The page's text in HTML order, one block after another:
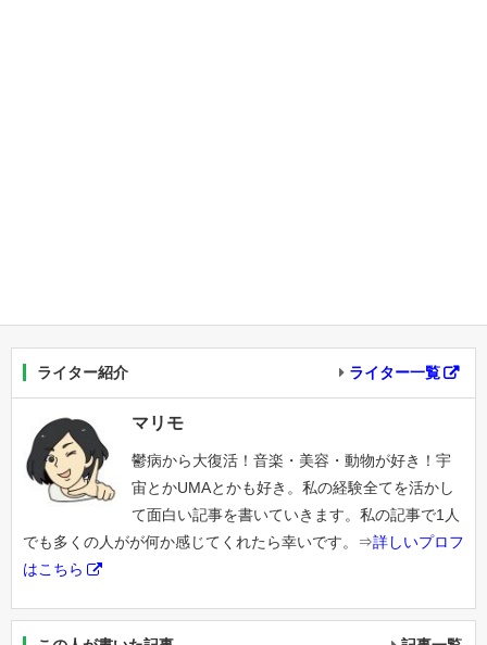
ライター紹介 ライター一覧
マリモ
鬱病から大復活！音楽・美容・動物が好き！宇
宙とかUMAとかも好き。私の経験全てを活かし
て面白い記事を書いていきます。私の記事で1人
でも多くの人がが何か感じてくれたら幸いです。⇒詳しいプロフ
はこちら